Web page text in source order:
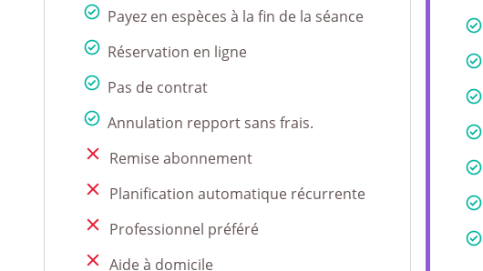
Payez en espèces à la fin de la séance
Réservation en ligne
Pas de contrat
Annulation repport sans frais.
Remise abonnement
Planification automatique récurrente
Professionnel préféré
Aide à domicile